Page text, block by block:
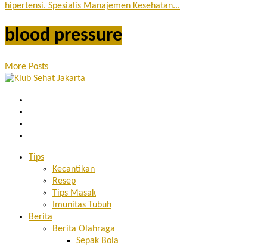
hipertensi. Spesialis Manajemen Kesehatan...
blood pressure
More Posts
Tips
Kecantikan
Resep
Tips Masak
Imunitas Tubuh
Berita
Berita Olahraga
Sepak Bola